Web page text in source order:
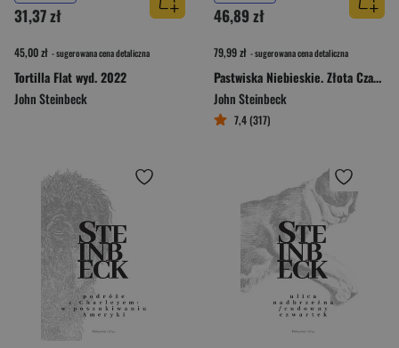
31,37 zł
45,00 zł - sugerowana cena detaliczna
Tortilla Flat wyd. 2022
John Steinbeck
46,89 zł
79,99 zł - sugerowana cena detaliczna
Pastwiska Niebieskie. Złota Czara. Nieznanemu bogu
John Steinbeck
7,4 (317)